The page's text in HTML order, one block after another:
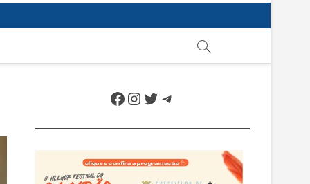
Facebook
Instagram
Twitter
Telegram